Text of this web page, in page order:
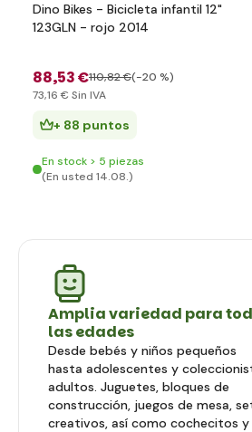
Dino Bikes - Bicicleta infantil 12"
123GLN - rojo 2014
88,53 €110,82 €(-20 %)
73,16 € Sin IVA
+ 88 puntos
En stock > 5 piezas
(En usted 14.08.)
Amplia variedad para
las edades
Desde bebés y niños pequeños
hasta adolescentes y
adultos. Juguetes, bloques de
construcción, juegos de mesa,
creativos, así como cochecitos y